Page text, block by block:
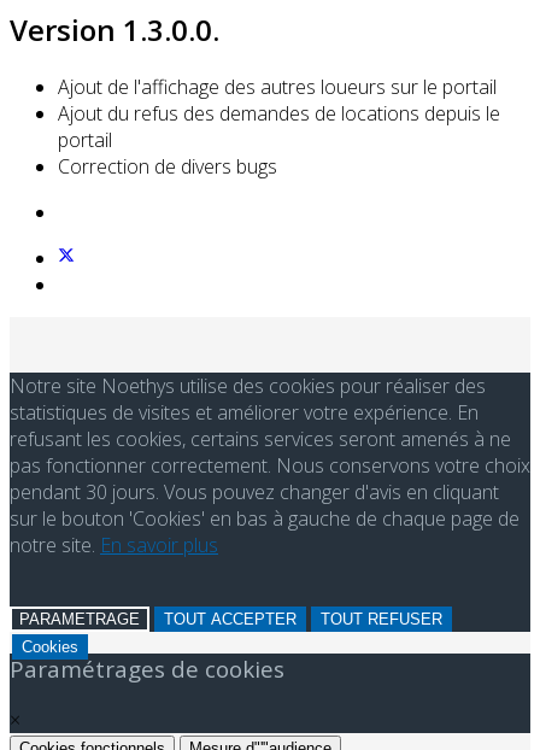
Version 1.3.0.0.
Ajout de l'affichage des autres loueurs sur le portail
Ajout du refus des demandes de locations depuis le
portail
Correction de divers bugs
Notre site Noethys utilise des cookies pour réaliser des
statistiques de visites et améliorer votre expérience. En
refusant les cookies, certains services seront amenés à ne
pas fonctionner correctement. Nous conservons votre choix
pendant 30 jours. Vous pouvez changer d'avis en cliquant
sur le bouton 'Cookies' en bas à gauche de chaque page de
notre site. En savoir plus
PARAMETRAGE TOUT ACCEPTER
TOUT REFUSER
Cookies
Paramétrages de cookies
×